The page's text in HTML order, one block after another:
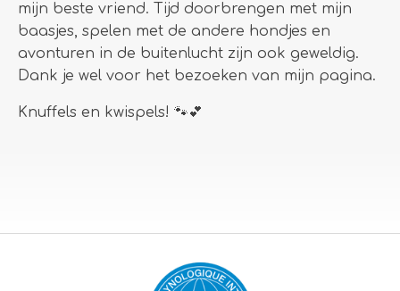
mijn beste vriend. Tijd doorbrengen met mijn
baasjes, spelen met de andere hondjes en
avonturen in de buitenlucht zijn ook geweldig.
Dank je wel voor het bezoeken van mijn pagina.
Knuffels en kwispels! 🐾💕